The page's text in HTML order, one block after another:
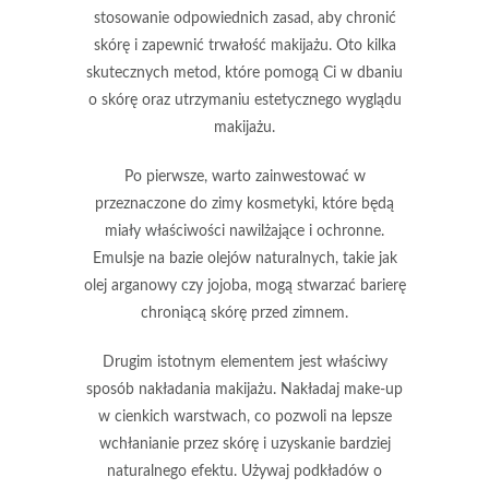
stosowanie odpowiednich zasad, aby chronić
skórę i zapewnić trwałość makijażu. Oto kilka
skutecznych metod, które pomogą Ci w dbaniu
o skórę oraz utrzymaniu estetycznego wyglądu
makijażu.
Po pierwsze, warto zainwestować w
przeznaczone do zimy kosmetyki, które będą
miały właściwości nawilżające i ochronne.
Emulsje na bazie olejów naturalnych, takie jak
olej arganowy czy jojoba, mogą stwarzać barierę
chroniącą skórę przed zimnem.
Drugim istotnym elementem jest właściwy
sposób nakładania makijażu. Nakładaj make-up
w cienkich warstwach, co pozwoli na lepsze
wchłanianie przez skórę i uzyskanie bardziej
naturalnego efektu. Używaj podkładów o